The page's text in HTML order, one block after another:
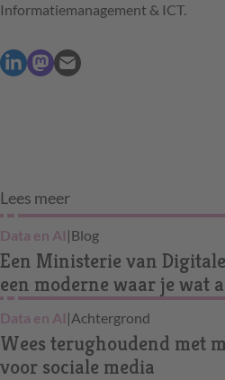
Informatiemanagement & ICT.
Lees meer
Data en AI |Blog
Een Ministerie van
een moderne waar je wat
Data en AI |Achtergrond
Wees terughoudend met
voor sociale media